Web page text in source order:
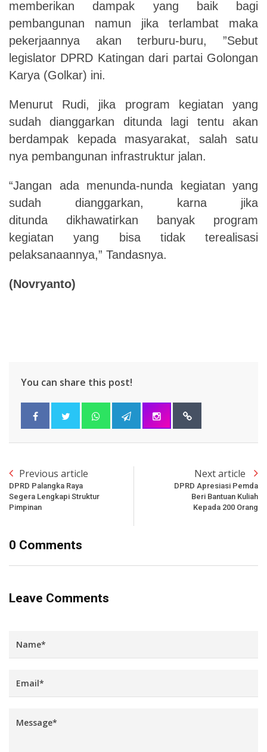
memberikan dampak yang baik bagi
pembangunan namun jika terlambat maka
pekerjaannya akan terburu-buru, ”Sebut
legislator DPRD Katingan dari partai Golongan
Karya (Golkar) ini.
Menurut Rudi, jika program kegiatan yang
sudah dianggarkan ditunda lagi tentu akan
berdampak kepada masyarakat, salah satu
nya pembangunan infrastruktur jalan.
“Jangan ada menunda-nunda kegiatan yang
sudah dianggarkan, karna jika
ditunda dikhawatirkan banyak program
kegiatan yang bisa tidak terealisasi
pelaksanaannya,” Tandasnya.
(Novryanto)
You can share this post!
Previous article
DPRD Palangka Raya
Segera Lengkapi Struktur
Pimpinan
Next article
DPRD Apresiasi Pemda
Beri Bantuan Kuliah
Kepada 200 Orang
0 Comments
Leave Comments